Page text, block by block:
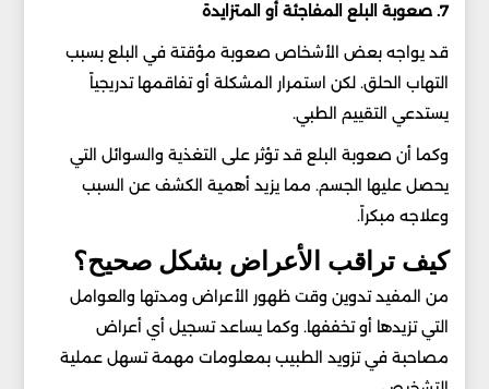
7. صعوبة البلع المفاجئة أو المتزايدة
قد يواجه بعض الأشخاص صعوبة مؤقتة في البلع بسبب
التهاب الحلق. لكن استمرار المشكلة أو تفاقمها تدريجياً
يستدعي التقييم الطبي.
وكما أن صعوبة البلع قد تؤثر على التغذية والسوائل التي
يحصل عليها الجسم. مما يزيد أهمية الكشف عن السبب
وعلاجه مبكراً.
كيف تراقب الأعراض بشكل صحيح؟
من المفيد تدوين وقت ظهور الأعراض ومدتها والعوامل
التي تزيدها أو تخففها. وكما يساعد تسجيل أي أعراض
مصاحبة في تزويد الطبيب بمعلومات مهمة تسهل عملية